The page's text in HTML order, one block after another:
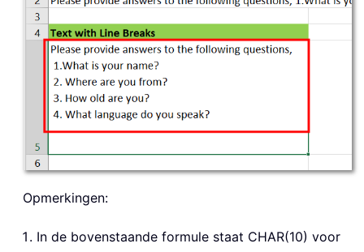
Opmerkingen:
In de bovenstaande formule staat CHAR(10) voor